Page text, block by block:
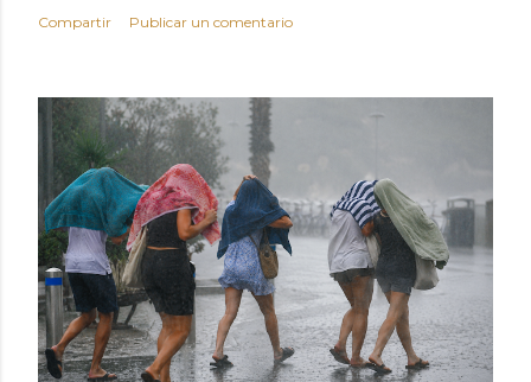
Compartir Publicar un comentario